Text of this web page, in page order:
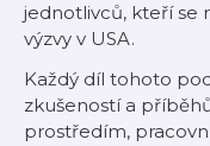
jednotlivců, kteří se
výzvy v USA.
Každý díl tohoto
zkušeností a
prostředím,